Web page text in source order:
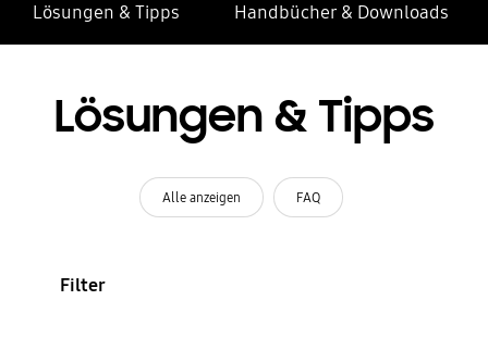
Lösungen & Tipps Handbücher & Downloads
Lösungen & Tipps
Alle anzeigen FAQ
Filter